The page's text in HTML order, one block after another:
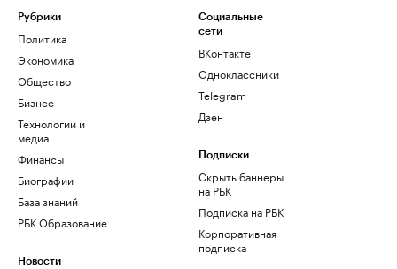
Рубрики
Политика
Экономика
Общество
Бизнес
Технологии и
медиа
Финансы
Биографии
База знаний
РБК Образование
Новости
Социальные
сети
ВКонтакте
Одноклассники
Telegram
Дзен
Подписки
Скрыть баннеры
на РБК
Подписка на РБК
Корпоративная
подписка